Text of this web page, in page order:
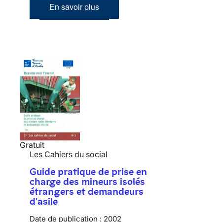
En savoir plus
Gratuit
Les Cahiers du social
Guide pratique de prise en
charge des mineurs isolés
étrangers et demandeurs
d'asile
Date de publication : 2002